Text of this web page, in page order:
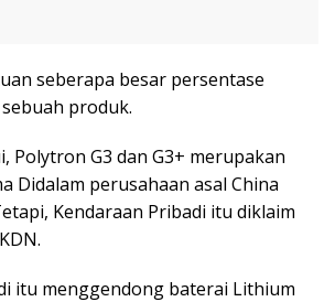
seberapa besar persentase
produk.
Polytron G3 dan G3+ merupakan
Didalam perusahaan asal China
Kendaraan Pribadi itu diklaim
itu menggendong baterai Lithium